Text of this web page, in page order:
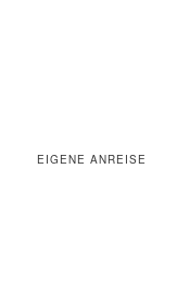
EIGENE ANREISE